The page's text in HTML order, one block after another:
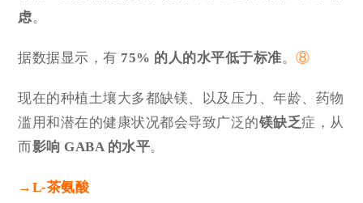
虑。
据数据显示，有 75% 的人的水平低于标准。⑧
现在的种植土壤大多都缺镁、以及压力、年龄、药物
滥用和潜在的健康状况都会导致广泛的镁缺乏症，从
而影响 GABA 的水平。
→ L-茶氨酸